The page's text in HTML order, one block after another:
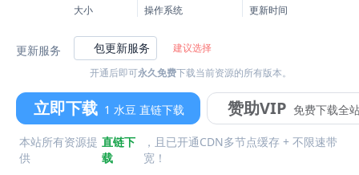
大小 操作系统 更新时间
更新服务 包更新服务
建议选择
开通后即可永久免费下载当前资源的所有版本。
立即下载 1 水豆 直链下载 赞助VIP 免费下载全
本站所有资源提
供
直链下
载
，且已开通CDN多节点缓存 + 不限速带
宽！